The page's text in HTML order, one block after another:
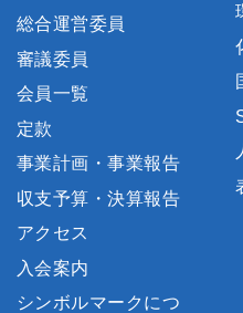
総合運営委員
審議委員
会員一覧
定款
事業計画・事業報告
収支予算・決算報告
アクセス
入会案内
シンボルマークにつ